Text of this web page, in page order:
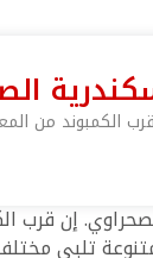
الكمبوند من
إن قرب
تلبي مختلف